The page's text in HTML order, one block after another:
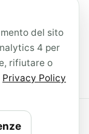
con il
Policy
del sito
4 per
rifiutare o
Privacy Policy